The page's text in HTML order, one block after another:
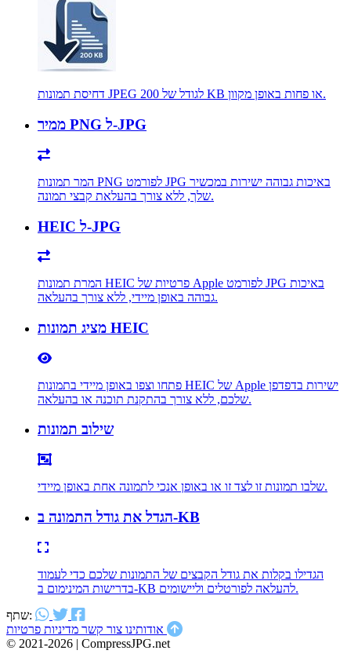
דחיסת תמונות JPEG לגודל של 200 KB או פחות באופן מקוון.
ממיר PNG ל-JPG
המר תמונות PNG לפורמט JPG באיכות גבוהה ישירות במכשיר
שלך, ללא צורך בהעלאת קבצי תמונה.
HEIC ל-JPG
המרת תמונות HEIC פרטיות של Apple לפורמט JPG באיכות
גבוהה באופן מיידי, ללא צורך בהעלאה.
מציג תמונות HEIC
פתחו וצפו באופן מיידי בתמונות HEIC של Apple ישירות בדפדפן
שלכם, ללא צורך בהתקנת תוכנה או בהעלאה.
שילוב תמונות
שלבו תמונות זו לצד זו או באופן אנכי לתמונה אחת באופן מיידי.
הגדל את גודל התמונה ב-KB
הגדילו בקלות את גודל הקבצים של התמונות שלכם כדי לעמוד
בדרישות המינימום ב-KB להעלאה לפורטלים וליישומים.
שתף:
אודותינו צור קשר
© 2021-2026 | CompressJPG.net